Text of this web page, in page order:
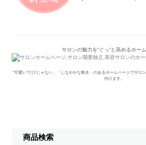
サロンの魅力を“ぐっ”と高めるホーム
“可愛い”だけじゃない。「しなやかな動き」のあるホームページでサロ
付けます。
商品検索